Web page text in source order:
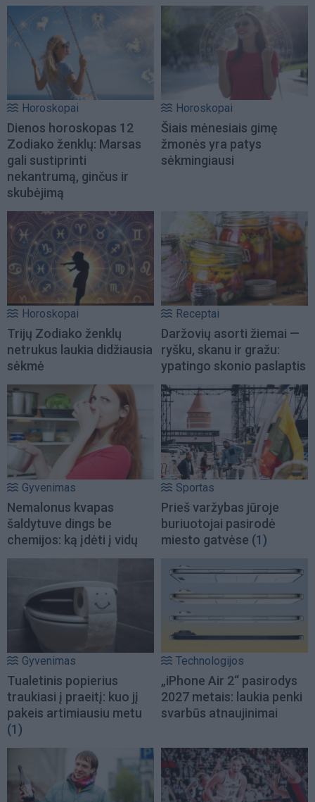
Horoskopai
Dienos horoskopas 12
Zodiako ženklų: Marsas
gali sustiprinti
nekantrumą, ginčus ir
skubėjimą
Horoskopai
Šiais mėnesiais gimę
žmonės yra patys
sėkmingiausi
Horoskopai
Trijų Zodiako ženklų
netrukus laukia didžiausia
sėkmė
Receptai
Daržovių asorti žiemai —
ryšku, skanu ir gražu:
ypatingo skonio paslaptis
Gyvenimas
Nemalonus kvapas
šaldytuve dings be
chemijos: ką įdėti į vidų
Sportas
Prieš varžybas jūroje
buriuotojai pasirodė
miesto gatvėse (1)
Gyvenimas
Tualetinis popierius
traukiasi į praeitį: kuo jį
pakeis artimiausiu metu
(1)
Technologijos
„iPhone Air 2“ pasirodys
2027 metais: laukia penki
svarbūs atnaujinimai